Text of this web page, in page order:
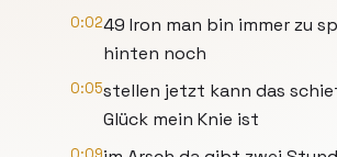
0:0249 Iron man bin immer zu
hinten noch
0:05stellen jetzt kann das
Glück mein Knie ist